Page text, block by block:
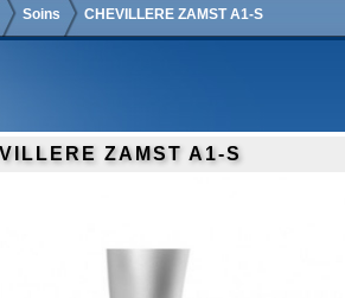
Soins CHEVILLERE ZAMST A1-S
ZAMST A1-S